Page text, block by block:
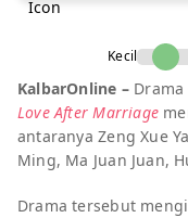
Kecil
KalbarOnline –Drama
Love After Marriage
antaranya Zeng Xue
Ming, Ma Juan Juan,
Drama tersebut